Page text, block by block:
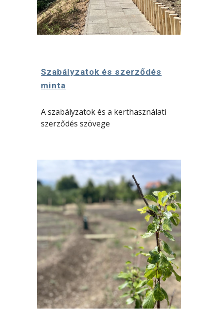
Szabályzatok és szerződés
minta
A szabályzatok és a kerthasználati
szerződés szövege